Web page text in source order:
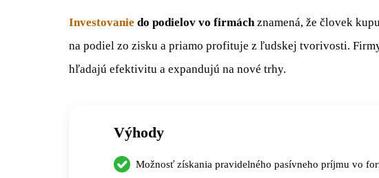
Investovanie do podielov vo firmáchznamená, že človek
na podiel zo zisku a priamo profituje z ľudskej tvorivosti.
hľadajú efektivitu a expandujú na nové trhy.
Výhody
Možnosť získania pravidelného pasívneho príjmu vo